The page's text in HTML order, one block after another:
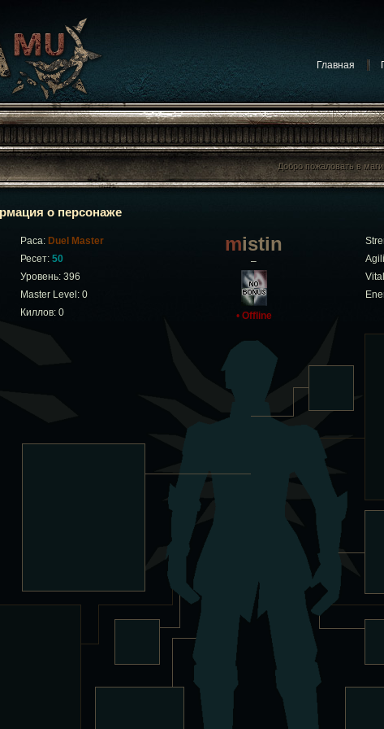
Главная
Добро пожаловать в
Добро пожаловать в
о персонаже
Раса: Duel Master mistin
–
• Offline
Ресет: 50
Уровень: 396
Master Level: 0
Киллов: 0